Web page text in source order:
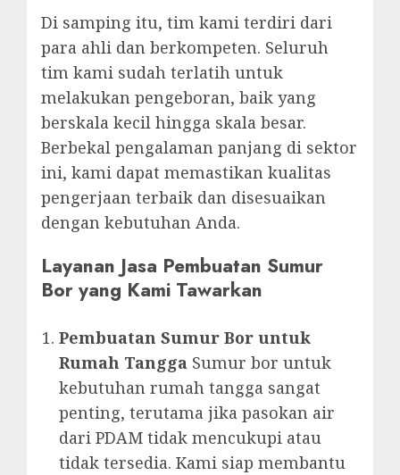
Di samping itu, tim kami terdiri dari
para ahli dan berkompeten. Seluruh
tim kami sudah terlatih untuk
melakukan pengeboran, baik yang
berskala kecil hingga skala besar.
Berbekal pengalaman panjang di sektor
ini, kami dapat memastikan kualitas
pengerjaan terbaik dan disesuaikan
dengan kebutuhan Anda.
Layanan Jasa Pembuatan Sumur
Bor yang Kami Tawarkan
Pembuatan Sumur Bor untuk
Rumah Tangga Sumur bor untuk
kebutuhan rumah tangga sangat
penting, terutama jika pasokan air
dari PDAM tidak mencukupi atau
tidak tersedia. Kami siap membantu